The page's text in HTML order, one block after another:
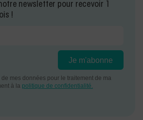
newsletter pour recevoir 1
!